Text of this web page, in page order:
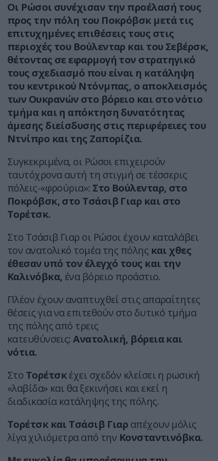
Oι Ρώσοι συνέχισαν την προέλασή τους
προς την πόλη του Ποκρόβσκ μετά τις
επιτυχημένες επιθέσεις τους στις
περιοχές του Βούλενταρ και του Σεβέρσκ,
θέτοντας σε εφαρμογή τον στρατηγικό
τους σχεδιασμό που είναι η κατάληψη
του κεντρικού Ντόνμπας, ο αποκλεισμός
των Ουκρανών στο βόρειο και στο νότιο
τμήμα και η απόκτηση δυνατότητας
άμεσης διείσδυσης στις περιφέρειες του
Ντνίπρο και της Ζαπορίζια.
Συγκεκριμένα, οι Ρώσοι επιχειρούν
ταυτόχρονα αυτή τη στιγμή σε τέσσερις
πόλεις-«φρούρια»: Στο Βούλενταρ, στο
Ποκρόβσκ, στο Τσάσιβ Γιαρ και στο
Τορέτσκ.
Στο Τσάσιβ Γιαρ οι Ρώσοι έχουν καταλάβει
τον ανατολικό τομέα της πόλης και χθες
έθεσαν υπό τον έλεγχό τους και την
Καλινόβκα, ένα βόρειο προάστιο.
Πλέον έχουν αναπτυχθεί στις απαραίτητες
θέσεις για να επιτεθούν στο δυτικό τμήμα
της πόλης από τρεις
κατευθύνσεις: Ανατολική, βόρεια και
νότια.
Στο Τορέτσκέχει σχεδόν κλείσει η ρωσική
«λαβίδα» και θα ξεκινήσει και εκεί η
διαδικασία κατάληψης της πόλης.
Τορέτσκ και Τσάσιβ Γιαρ απέχουν μόλις
λίγα χιλιόμετρα από την Κονσταντινόβκα.